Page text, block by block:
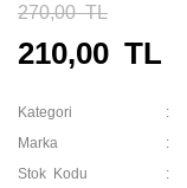
270,00 TL
210,00 TL
Kategori
Marka
Stok Kodu